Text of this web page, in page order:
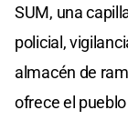
SUM, una
policial,
almacén de
ofrece el